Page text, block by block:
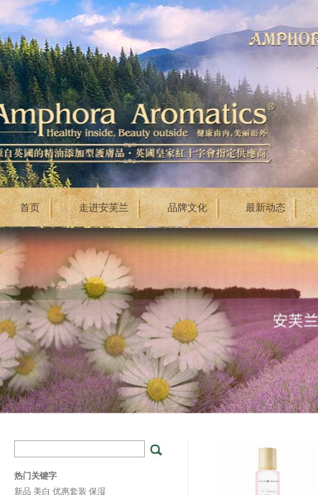
首页 走进安芙兰 品牌文化 最新动态
热门关键字
新品 美白 优惠套装 保湿